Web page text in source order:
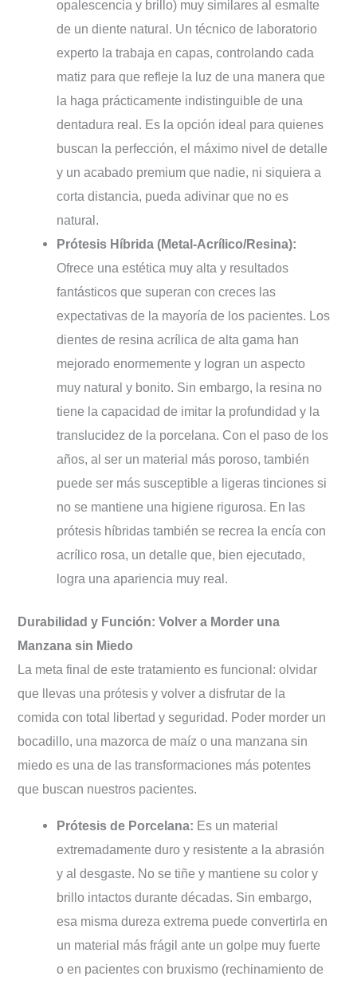
opalescencia y brillo) muy similares al esmalte
de un diente natural. Un técnico de laboratorio
experto la trabaja en capas, controlando cada
matiz para que refleje la luz de una manera que
la haga prácticamente indistinguible de una
dentadura real. Es la opción ideal para quienes
buscan la perfección, el máximo nivel de detalle
y un acabado premium que nadie, ni siquiera a
corta distancia, pueda adivinar que no es
natural.
Prótesis Híbrida (Metal-Acrílico/Resina):
Ofrece una estética muy alta y resultados
fantásticos que superan con creces las
expectativas de la mayoría de los pacientes. Los
dientes de resina acrílica de alta gama han
mejorado enormemente y logran un aspecto
muy natural y bonito. Sin embargo, la resina no
tiene la capacidad de imitar la profundidad y la
translucidez de la porcelana. Con el paso de los
años, al ser un material más poroso, también
puede ser más susceptible a ligeras tinciones si
no se mantiene una higiene rigurosa. En las
prótesis híbridas también se recrea la encía con
acrílico rosa, un detalle que, bien ejecutado,
logra una apariencia muy real.
Durabilidad y Función: Volver a Morder una
Manzana sin Miedo
La meta final de este tratamiento es funcional: olvidar
que llevas una prótesis y volver a disfrutar de la
comida con total libertad y seguridad. Poder morder un
bocadillo, una mazorca de maíz o una manzana sin
miedo es una de las transformaciones más potentes
que buscan nuestros pacientes.
Prótesis de Porcelana: Es un material
extremadamente duro y resistente a la abrasión
y al desgaste. No se tiñe y mantiene su color y
brillo intactos durante décadas. Sin embargo,
esa misma dureza extrema puede convertirla en
un material más frágil ante un golpe muy fuerte
o en pacientes con bruxismo (rechinamiento de